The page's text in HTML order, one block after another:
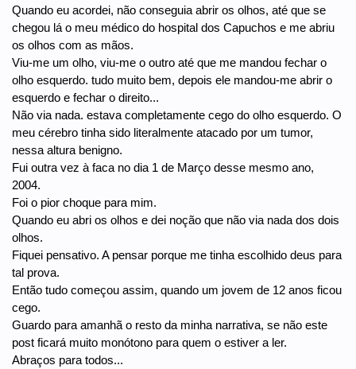
Quando eu acordei, não conseguia abrir os olhos, até que se
chegou lá o meu médico do hospital dos Capuchos e me abriu
os olhos com as mãos.
Viu-me um olho, viu-me o outro até que me mandou fechar o
olho esquerdo. tudo muito bem, depois ele mandou-me abrir o
esquerdo e fechar o direito...
Não via nada. estava completamente cego do olho esquerdo. O
meu cérebro tinha sido literalmente atacado por um tumor,
nessa altura benigno.
Fui outra vez à faca no dia 1 de Março desse mesmo ano,
2004.
Foi o pior choque para mim.
Quando eu abri os olhos e dei noção que não via nada dos dois
olhos.
Fiquei pensativo. A pensar porque me tinha escolhido deus para
tal prova.
Então tudo começou assim, quando um jovem de 12 anos ficou
cego.
Guardo para amanhã o resto da minha narrativa, se não este
post ficará muito monótono para quem o estiver a ler.
Abraços para todos...